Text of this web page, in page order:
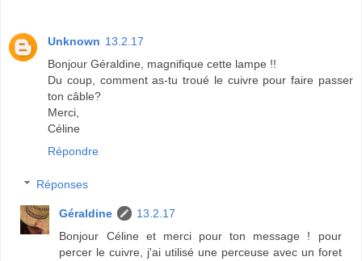
Unknown 13.2.17
Bonjour Géraldine, magnifique cette lampe !!
Du coup, comment as-tu troué le cuivre pour faire passer
ton câble?
Merci,
Céline
Répondre
Réponses
Géraldine
13.2.17
Bonjour Céline et merci pour ton message ! pour
percer le cuivre, j'ai utilisé une perceuse avec un foret